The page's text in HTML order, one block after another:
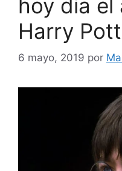
hoy día
Harry
6 mayo, 2019 por